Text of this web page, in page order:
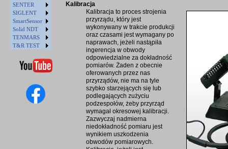
SENTER
SIGLENT
SmartSensor
Solid NDT
TENMARS
T&R TEST
Kalibracja
Kalibracja to proces strojenia
przyrządu, który jest
wykonywany w trakcie produkcji
oraz czasami jest wymagany po
naprawach, jeżeli nastąpiła
ingerencja w obwody
odpowiedzialne za dokładność
pomiarów. Żaden z obecnie
oferowanych przez nas
przyrządów, nie ma na tyle
szybko starzejących się lub
podlegających zużyciu
podzespołów, żeby przyrząd
wymagał okresowej kalibracji.
Zazwyczaj nadmierna
niedokładność pomiaru jest
wynikiem uszkodzenia
obwodów pomiarowych.